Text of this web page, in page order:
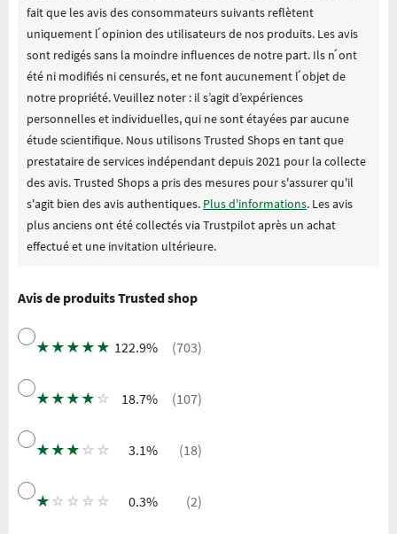
fait que les avis des consommateurs suivants reflètent
uniquement l ́opinion des utilisateurs de nos produits. Les avis
sont redigés sans la moindre influences de notre part. Ils n ́ont
été ni modifiés ni censurés, et ne font aucunement l ́objet de
notre propriété. Veuillez noter : il s’agit d’expériences
personnelles et individuelles, qui ne sont étayées par aucune
étude scientifique. Nous utilisons Trusted Shops en tant que
prestataire de services indépendant depuis 2021 pour la collecte
des avis. Trusted Shops a pris des mesures pour s'assurer qu'il
s'agit bien des avis authentiques. Plus d'informations. Les avis
plus anciens ont été collectés via Trustpilot après un achat
effectué et une invitation ultérieure.
Avis de produits Trusted shop
★ ★ ★ ★ ★ 122.9% (703)
★ ★ ★ ★ ☆ 18.7% (107)
★ ★ ★ ☆ ☆ 3.1% (18)
★ ☆ ☆ ☆ ☆ 0.3% (2)